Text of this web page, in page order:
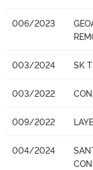
006/2023
003/2024 SK
003/2022
009/2022
004/2024